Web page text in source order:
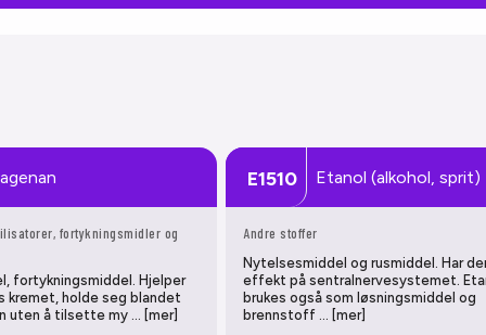
fortykningsmidler og
fortykningsmiddel. Hjelper
kremet, holde seg blandet
uten å tilsette my … [mer]
E1510 Etanol (alkohol, sprit)
Andre stoffer
Nytelsesmiddel og rusmiddel. Har
effekt på sentralnervesystemet.
brukes også som løsningsmiddel og
brennstoff … [mer]